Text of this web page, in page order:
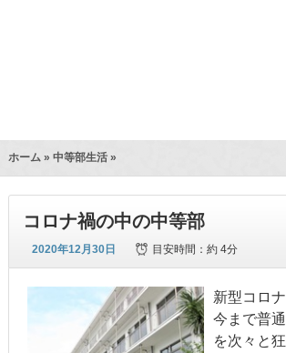
ホーム » 中等部生活»
コロナ禍の中の中等部
2020年12月30日 目安時間：約 4分
新型コロ
今まで普
を次々と